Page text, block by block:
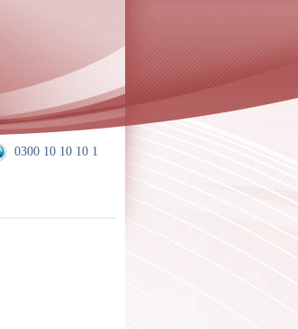
0300 10 10 10 1